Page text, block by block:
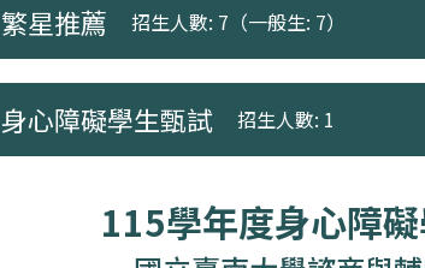
繁星推薦 招生人數: 7（一般生: 7）
身心障礙學生甄試 招生人數: 1
115學年度身心障